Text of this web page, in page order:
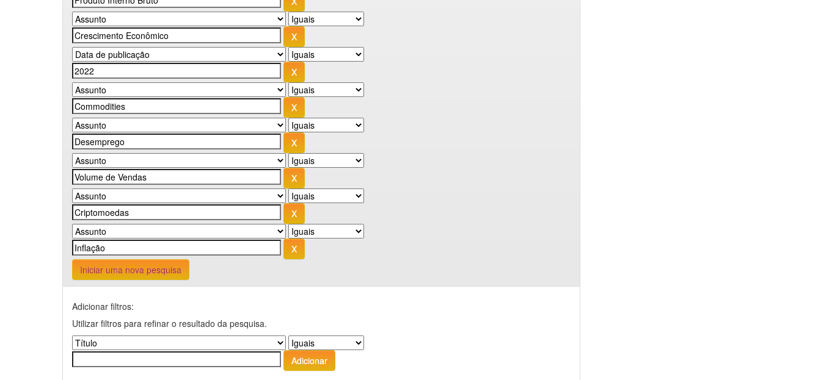
Iniciar uma nova pesquisa
Adicionar filtros:
Utilizar filtros para refinar o resultado da pesquisa.